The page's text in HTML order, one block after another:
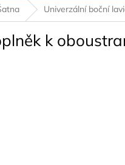
Univerzální boční
k